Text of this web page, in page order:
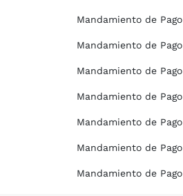
Mandamiento de Pago
Mandamiento de Pago
Mandamiento de Pago
Mandamiento de Pago
Mandamiento de Pago
Mandamiento de Pago
Mandamiento de Pago